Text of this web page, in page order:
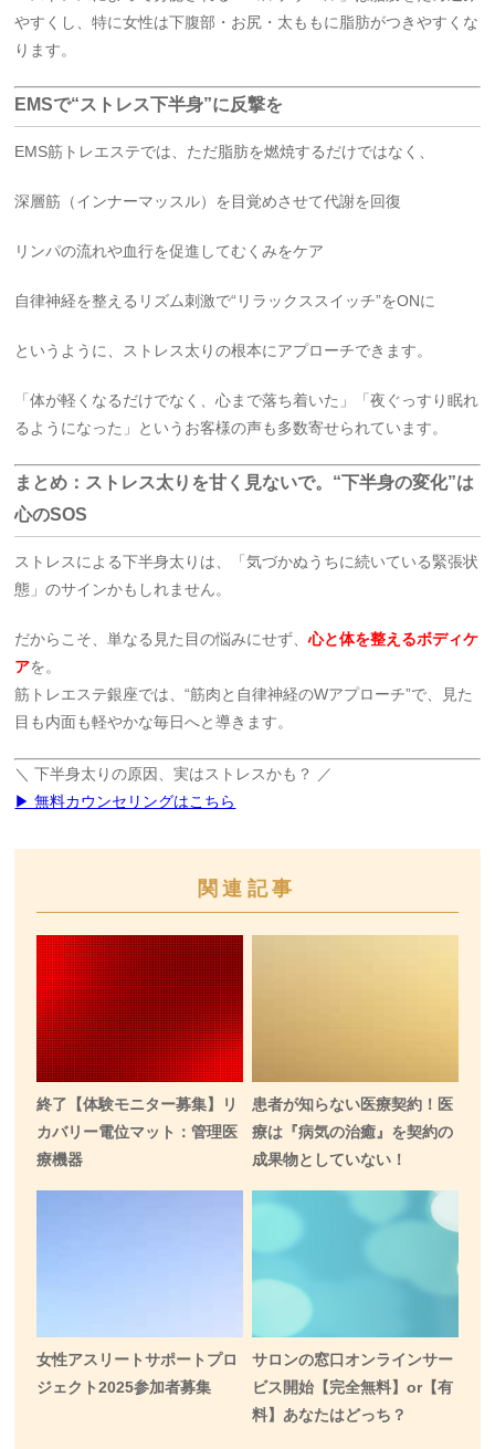
やすくし、特に女性は下腹部・お尻・太ももに脂肪がつきやすくな
ります。
EMSで“ストレス下半身”に反撃を
EMS筋トレエステでは、ただ脂肪を燃焼するだけではなく、
深層筋（インナーマッスル）を目覚めさせて代謝を回復
リンパの流れや血行を促進してむくみをケア
自律神経を整えるリズム刺激で“リラックススイッチ”をONに
というように、ストレス太りの根本にアプローチできます。
「体が軽くなるだけでなく、心まで落ち着いた」「夜ぐっすり眠れ
るようになった」というお客様の声も多数寄せられています。
まとめ：ストレス太りを甘く見ないで。“下半身の変化”は
心のSOS
ストレスによる下半身太りは、「気づかぬうちに続いている緊張状
態」のサインかもしれません。
だからこそ、単なる見た目の悩みにせず、心と体を整えるボディケ
アを。
筋トレエステ銀座では、“筋肉と自律神経のWアプローチ”で、見た
目も内面も軽やかな毎日へと導きます。
＼ 下半身太りの原因、実はストレスかも？ ／
▶ 無料カウンセリングはこちら
関連記事
終了【体験モニター募集】リ
カバリー電位マット：管理医
療機器
患者が知らない医療契約！医
療は『病気の治癒』を契約の
成果物としていない！
女性アスリートサポートプロ
ジェクト2025参加者募集
サロンの窓口オンラインサー
ビス開始【完全無料】or【有
料】あなたはどっち？